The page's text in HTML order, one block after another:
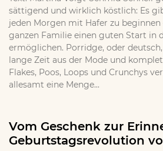
sättigend und wirklich köstlich: Es
jeden Morgen mit Hafer zu
ganzen Familie einen guten Start in
ermöglichen. Porridge, oder
lange Zeit aus der Mode und
Flakes, Poos, Loops und Crunchys
allesamt eine Menge...
Vom Geschenk zur
Geburtstagsrevolution